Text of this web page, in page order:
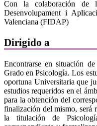
Con la colaboración de
Desenvolupament i
Valenciana (FIDAP)
Dirigido a
Encontrarse en situación
Grado en Psicología. Los
oportuna Universitaria que
estudios requeridos en el
para la obtención del
finalización del mismo, será
la titulación de